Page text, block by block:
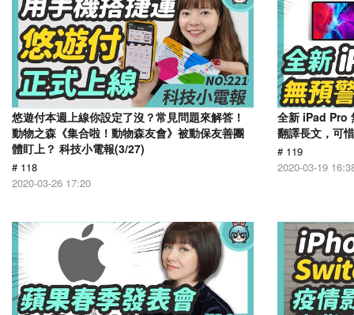
悠遊付本週上線你設定了沒？常見問題來解答！
動物之森《集合啦！動物森友會》被動保友善團
體盯上？ 科技小電報(3/27)
# 118
2020-03-26 17:20
全新 iPad Pro
翻譯長文，可
# 119
2020-03-19